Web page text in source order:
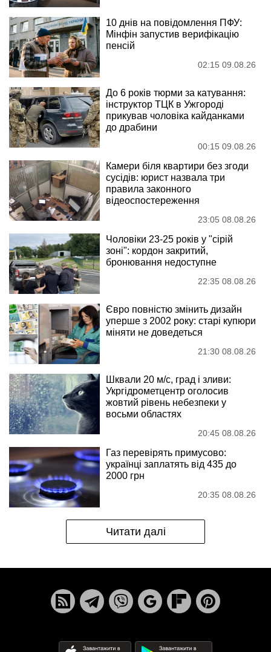
10 днів на повідомлення ПФУ:
Мінфін запустив верифікацію
пенсій
02:15 09.08.26
До 6 років тюрми за катування:
інструктор ТЦК в Ужгороді
прикував чоловіка кайданками
до драбини
00:15 09.08.26
Камери біля квартири без згоди
сусідів: юрист назвала три
правила законного
відеоспостереження
23:05 08.08.26
Чоловіки 23-25 років у "сірій
зоні": кордон закритий,
бронювання недоступне
22:35 08.08.26
Євро повністю змінить дизайн
уперше з 2002 року: старі купюри
міняти не доведеться
21:30 08.08.26
Шквали 20 м/с, град і зливи:
Укргідрометцентр оголосив
жовтий рівень небезпеки у
восьми областях
20:45 08.08.26
Газ перевірять примусово:
українці заплатять від 435 до
2000 грн
20:35 08.08.26
Читати далі